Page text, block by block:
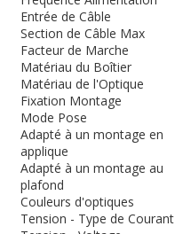
Entrée de Câble
Section de Câble Max
Facteur de Marche
Matériau du Boîtier
Matériau de l'Optique
Fixation Montage
Mode Pose
Adapté à un montage en
applique
Adapté à un montage au
plafond
Couleurs d'optiques
Tension - Type de Courant